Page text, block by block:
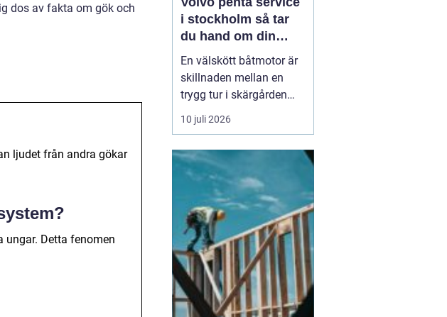
dos av fakta om gök och
ljudet från andra gökar
ungar. Detta fenomen
i stockholm så tar
du hand om din
båtmotor på rätt sätt
En välskött båtmotor är
skillnaden mellan en
trygg tur i skärgården
och en sommar fylld av
ofrivilliga stopp. Många
Stockholmsområdet
använder Volvo Penta,
just eftersom motorerna
är driftsäkra och
anpassade för nordiska
förhållanden. Men ...
10 juli 2026